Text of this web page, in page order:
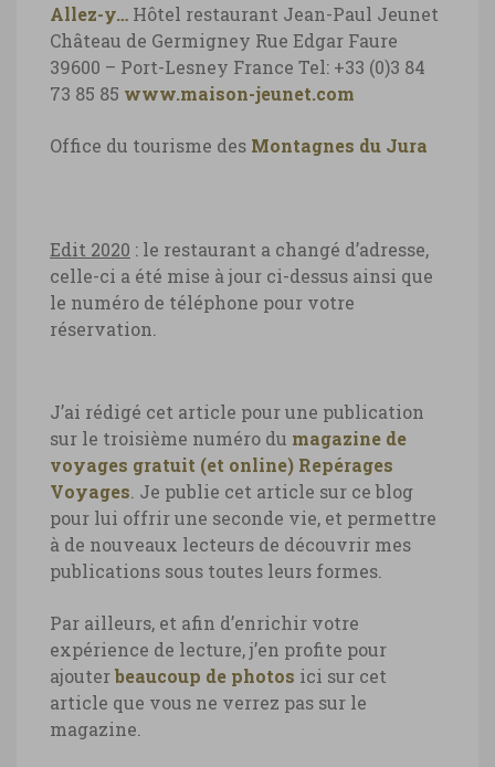
Allez-y… Hôtel restaurant Jean-Paul Jeunet
Château de Germigney Rue Edgar Faure
39600 – Port-Lesney France Tel: +33 (0)3 84
73 85 85 www.maison-jeunet.com
Office du tourisme des Montagnes du Jura
Edit 2020 : le restaurant a changé d’adresse,
celle-ci a été mise à jour ci-dessus ainsi que
le numéro de téléphone pour votre
réservation.
J’ai rédigé cet article pour une publication
sur le troisième numéro du magazine de
voyages gratuit (et online) Repérages
Voyages . Je publie cet article sur ce blog
pour lui offrir une seconde vie, et permettre
à de nouveaux lecteurs de découvrir mes
publications sous toutes leurs formes.
Par ailleurs, et afin d’enrichir votre
expérience de lecture, j’en profite pour
ajouterbeaucoup de photos ici sur cet
article que vous ne verrez pas sur le
magazine.